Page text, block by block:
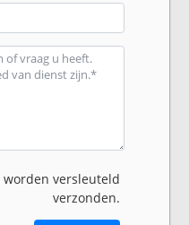
versleuteld
verzonden.